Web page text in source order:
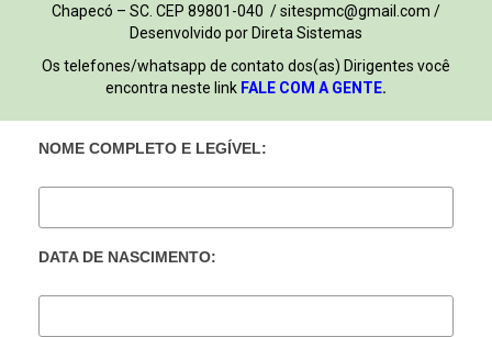
Chapecó – SC. CEP 89801-040 / sitespmc@gmail.com /
Desenvolvido por Direta Sistemas
Os telefones/whatsapp de contato dos(as) Dirigentes você
encontra neste link FALE COM A GENTE.
NOME COMPLETO E LEGÍVEL:
DATA DE NASCIMENTO: